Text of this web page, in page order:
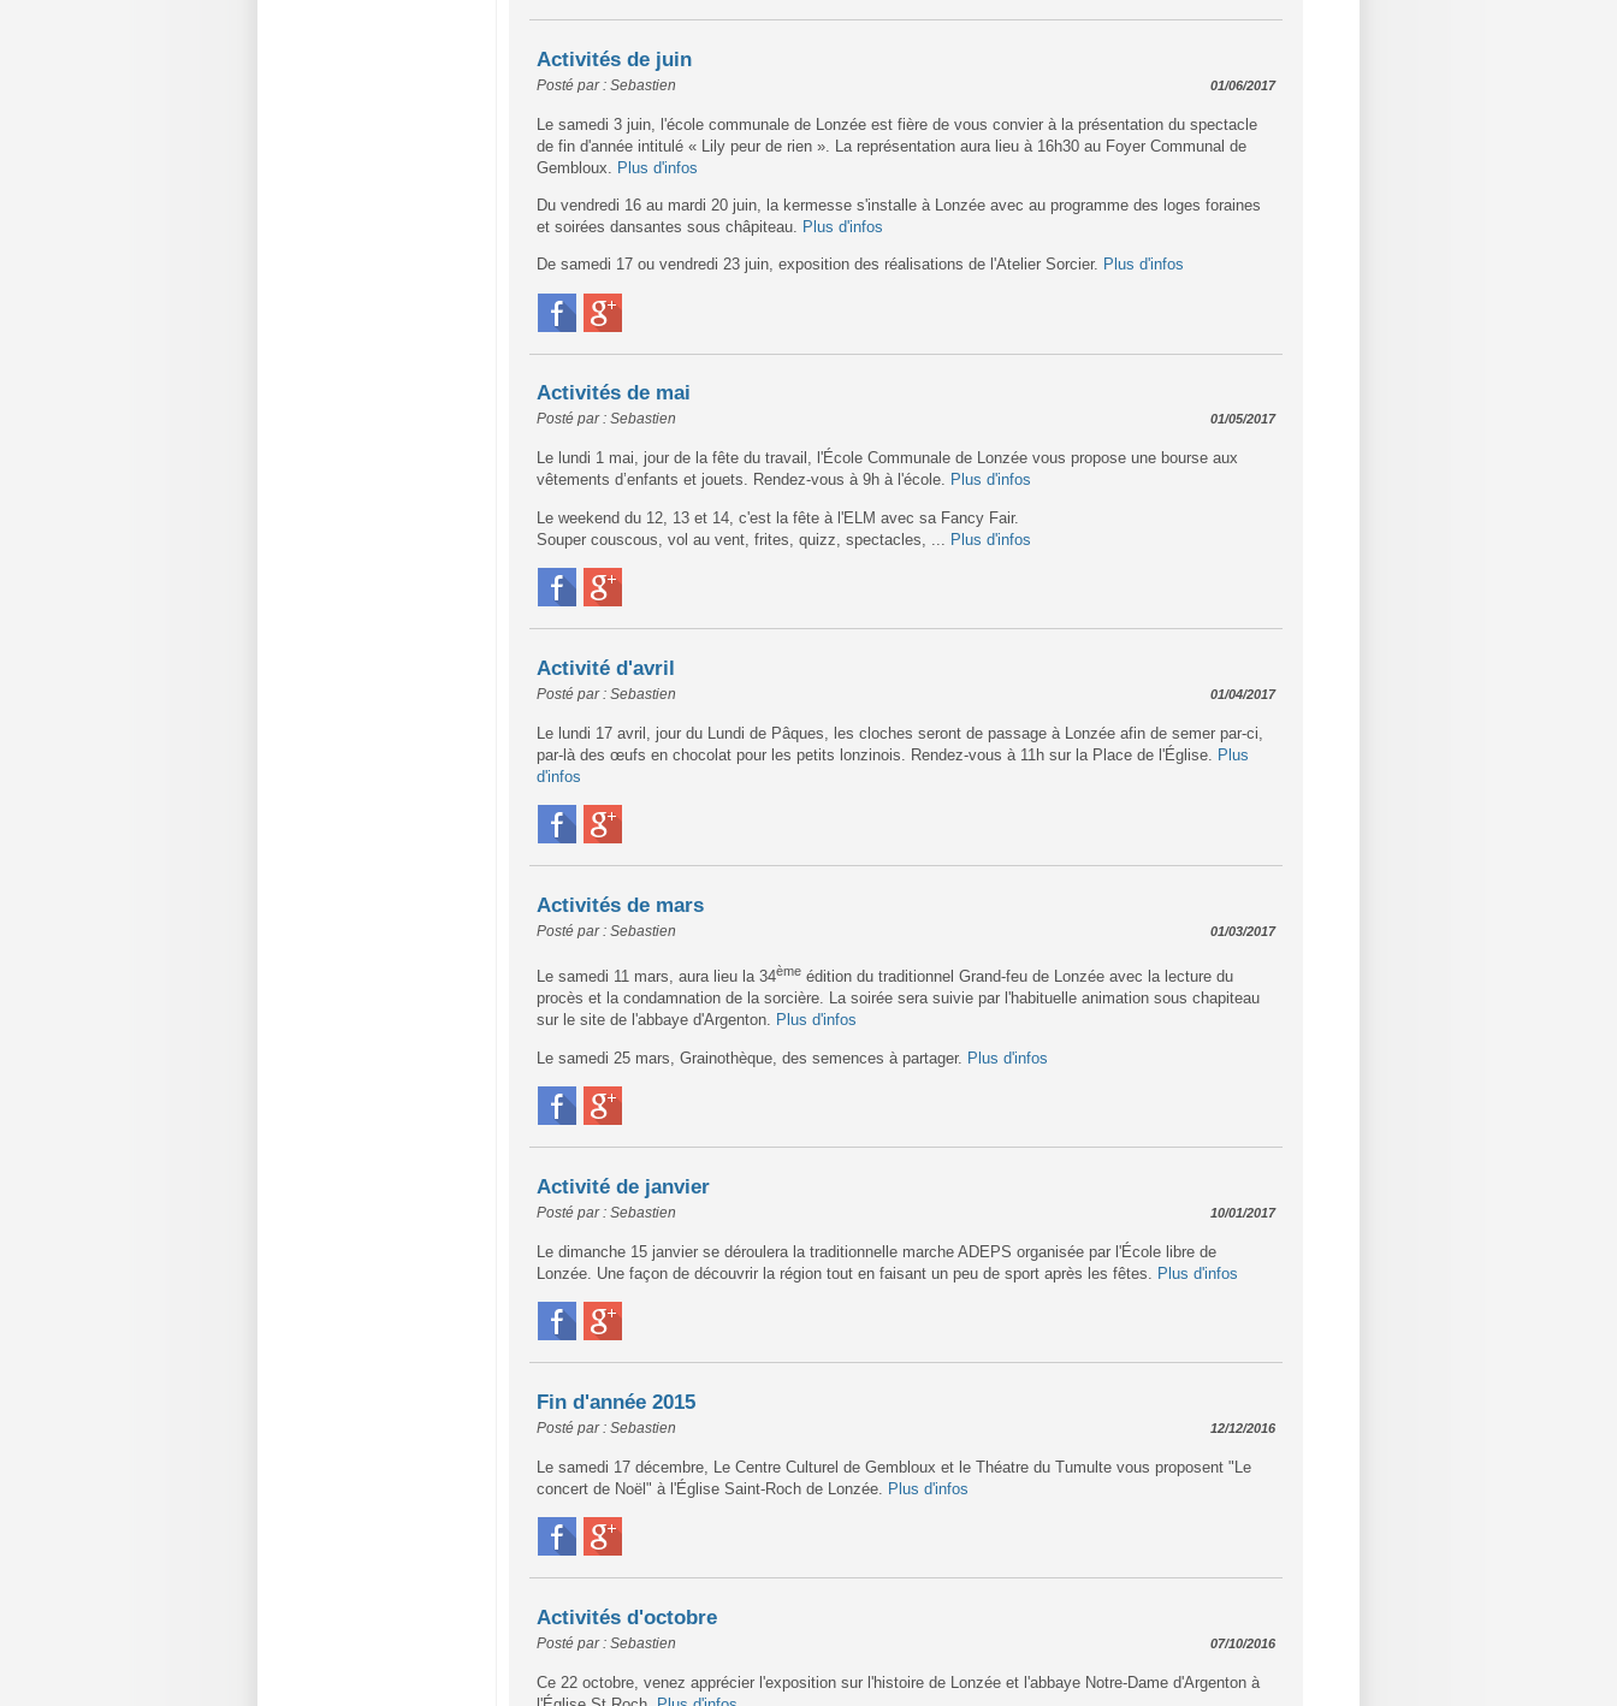
Activités de juin
Posté par : Sebastien 01/06/2017
Le samedi 3 juin, l'école communale de Lonzée est fière de vous convier à la présentation du spectacle
de fin d'année intitulé « Lily peur de rien ». La représentation aura lieu à 16h30 au Foyer Communal de
Gembloux. Plus d'infos
Du vendredi 16 au mardi 20 juin, la kermesse s'installe à Lonzée avec au programme des loges foraines
et soirées dansantes sous châpiteau.
Plus d'infos
De samedi 17 ou vendredi 23 juin, exposition des réalisations de l'Atelier Sorcier. Plus d'infos
Activités de mai
Posté par : Sebastien 01/05/2017
Le lundi 1 mai, jour de la fête du travail, l'École Communale de Lonzée vous propose une bourse aux
vêtements d’enfants et jouets. Rendez-vous à 9h à l'école. Plus d'infos
Le weekend du 12, 13 et 14, c'est la fête à l'ELM avec sa Fancy Fair.
Souper couscous, vol au vent, frites, quizz, spectacles, ... Plus d'infos
Activité d'avril
Posté par : Sebastien 01/04/2017
Le lundi 17 avril, jour du Lundi de Pâques, les cloches seront de passage à Lonzée afin de semer par-ci,
par-là des œufs en chocolat pour les petits lonzinois. Rendez-vous à 11h sur la Place de l'Église.
Plus
d'infos
Activités de mars
Posté par : Sebastien 01/03/2017
Le samedi 11 mars, aura lieu la 34ème édition du traditionnel Grand-feu de Lonzée avec la lecture du
procès et la condamnation de la sorcière. La soirée sera suivie par l'habituelle animation sous chapiteau
sur le site de l'abbaye d'Argenton. Plus d'infos
Le samedi 25 mars, Grainothèque, des semences à partager. Plus d'infos
Activité de janvier
Posté par : Sebastien 10/01/2017
Le dimanche 15 janvier se déroulera la traditionnelle marche ADEPS organisée par l'École libre de
Lonzée. Une façon de découvrir la région tout en faisant un peu de sport après les fêtes. Plus d'infos
Fin d'année 2015
Posté par : Sebastien 12/12/2016
Le samedi 17 décembre, Le Centre Culturel de Gembloux et le Théatre du Tumulte vous proposent "Le
concert de Noël" à l'Église Saint-Roch de Lonzée.
Plus d'infos
Activités d'octobre
Posté par : Sebastien 07/10/2016
Ce 22 octobre, venez apprécier l'exposition sur l'histoire de Lonzée et l'abbaye Notre-Dame d'Argenton à